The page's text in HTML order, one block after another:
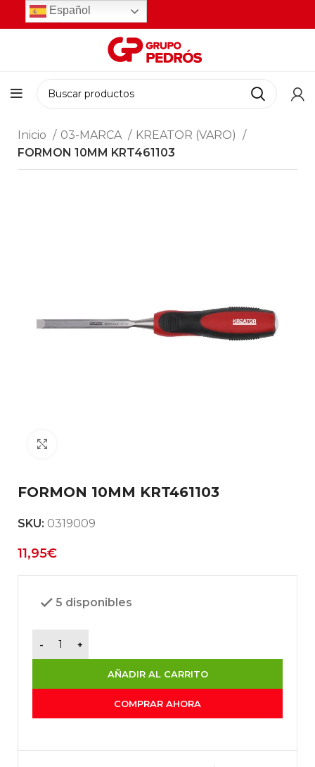
Inicio 03-MARCA
KREATOR (VARO)
FORMON 10MM KRT461103
FORMON 10MM KRT461103
SKU: 0319009
11,95€
5 disponibles
AÑADIR AL CARRITO
COMPRAR AHORA
Español